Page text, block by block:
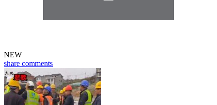
NEW
share comments